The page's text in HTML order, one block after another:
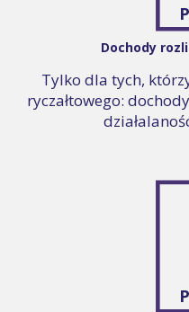
Dochody
Tylko dla tych,
ryczałtowego: